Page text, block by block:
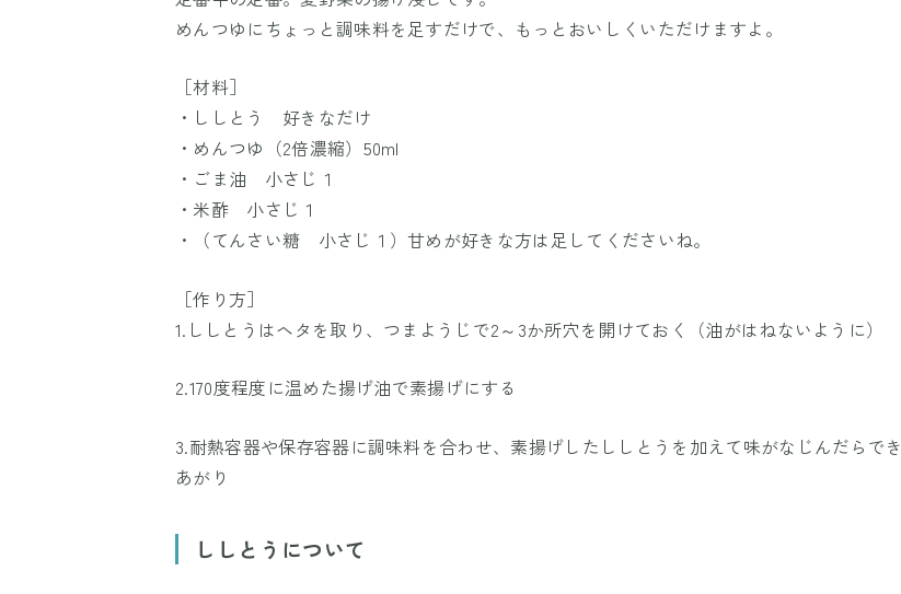
めんつゆにちょっと調味料を足すだけで、もっとおいしくいただけますよ。
［材料］
・ししとう 好きなだけ
・めんつゆ（2倍濃縮）50ml
・ごま油 小さじ１
・米酢 小さじ１
・（てんさい糖 小さじ１）甘めが好きな方は足してくださいね。
［作り方］
1.ししとうはヘタを取り、つまようじで2～3か所穴を開けておく（油がはねないように）
2.170度程度に温めた揚げ油で素揚げにする
3.耐熱容器や保存容器に調味料を合わせ、素揚げしたししとうを加えて味がなじんだらでき
あがり
ししとうについて